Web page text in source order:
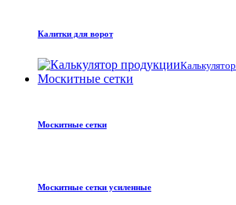
Калитки для ворот
Калькулятор
Москитные сетки
Москитные сетки
Москитные сетки усиленные